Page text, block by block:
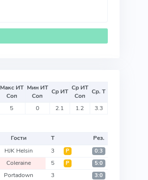
Макс ИТ
Соп
Мин ИТ
Соп
Ср ИТ Ср ИТ
Соп
Ср. Т
5 0 2.1 1.2 3.3
Гости Т
Рез.
HJK Helsin 3 Р 0:3
Coleraine 5 Р 5:0
Portadown 3 3:0